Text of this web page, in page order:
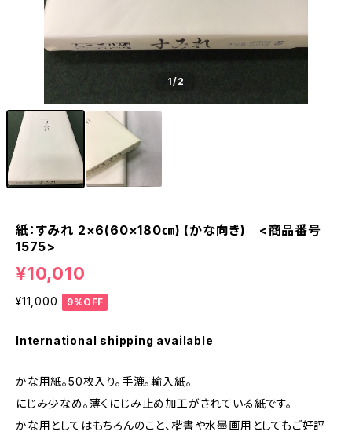
1/2
紙：すみれ 2×6(60×180㎝) (かな向き) <商品番号
1575>
¥10,010
¥11,000 9%OFF
International shipping available
かな用紙。50枚入り。手漉。輸入紙。
にじみ少なめ。薄くにじみ止め加工がされている紙です。
かな用としてはもちろんのこと、楷書や水墨画用としてもご好評